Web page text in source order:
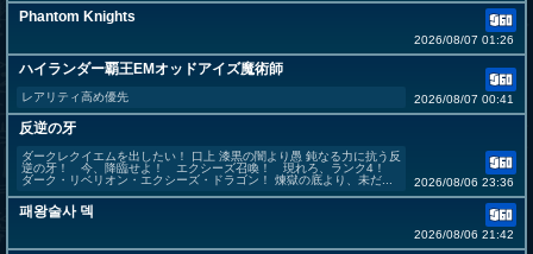
Phantom Knights
2026/08/07 01:26
ハイランダー覇王EMオッドアイズ魔術師
レアリティ高め優先 2026/08/07 00:41
反逆の牙
ダークレクイエムを出したい！ 口上 漆黒の闇より愚 鈍なる力に抗う反
逆の牙！ 今、降臨せよ！ エクシーズ召喚！ 現れろ、ランク4！
ダーク・リベリオン・エクシーズ・ドラゴン！ 煉獄の底より、未だ...
2026/08/06 23:36
패왕술사 덱
2026/08/06 21:42